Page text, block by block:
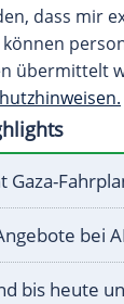
dass mir
übermittelt
bei
bis heute